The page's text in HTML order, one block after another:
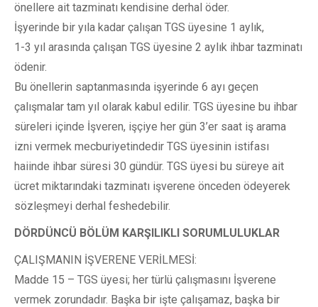
önellere ait tazminatı kendisine derhal öder.
İşyerinde bir yıla kadar çalışan TGS üyesine 1 aylık,
1-3 yıl arasında çalışan TGS üyesine 2 aylık ihbar tazminatı
ödenir.
Bu önellerin saptanmasında işyerinde 6 ayı geçen
çalışmalar tam yıl olarak kabul edilir. TGS üyesine bu ihbar
süreleri içinde İşveren, işçiye her gün 3’er saat iş arama
izni vermek mecburiyetindedir TGS üyesinin istifası
haiinde ihbar süresi 30 gündür. TGS üyesi bu süreye ait
ücret miktarındaki tazminatı işverene önceden ödeyerek
sözleşmeyi derhal feshedebilir.
DÖRDÜNCÜ BÖLÜM KARŞILIKLI SORUMLULUKLAR
ÇALIŞMANIN İŞVERENE VERİLMESİ:
Madde 15 – TGS üyesi; her türlü çalışmasını İşverene
vermek zorundadır. Başka bir işte çalışamaz, başka bir